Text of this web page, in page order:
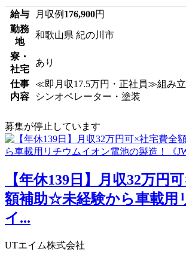
給与 月収例 176,900円
勤務
地
和歌山県 紀の川市
寮・
社宅
あり
仕事
内容
≪即月収17.5万円・正社員≫組み
シンオペレーター・塗装
募集が停止しています
【年休139日】月収32万円
額補助☆未経験から車載用
イ...
UTエイム株式会社